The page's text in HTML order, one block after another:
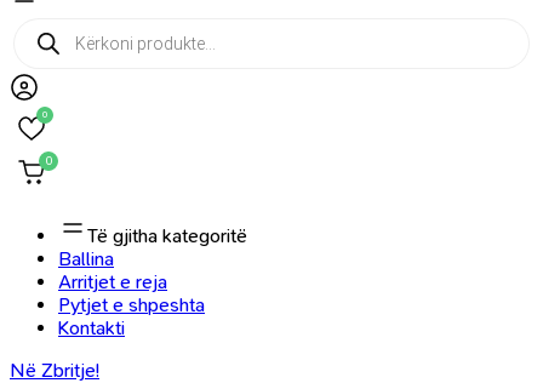
Products
search
0
0
Të gjitha kategoritë
Ballina
Arritjet e reja
Pytjet e shpeshta
Kontakti
Në Zbritje!